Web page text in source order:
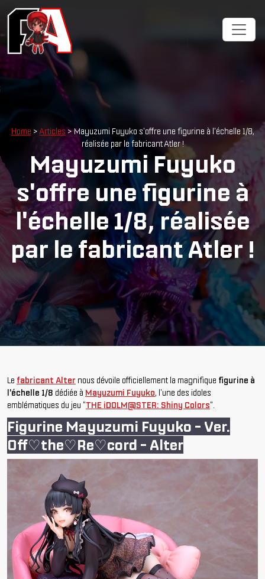
Home > Articles > Mayuzumi Fuyuko s'offre une figurine à l'échelle 1/8,
réalisée par le fabricant Atler !
Mayuzumi Fuyuko
s'offre une figurine à
l'échelle 1/8, réalisée
par le fabricant Atler !
Le fabricant Alter nous dévoile officiellement la magnifique figurine à
l'échelle 1/8 dédiée à Mayuzumi Fuyuko, l'une des idoles
emblématiques du jeu "THE iDOLM@STER: Shiny Colors".
Figurine Mayuzumi Fuyuko - Ver.
Off♡the♡Re♡cord - Alter